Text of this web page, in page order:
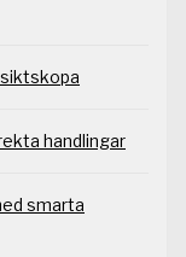
handlingar
smarta